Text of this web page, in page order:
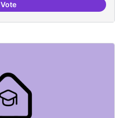
VoteComunitat i continuitat